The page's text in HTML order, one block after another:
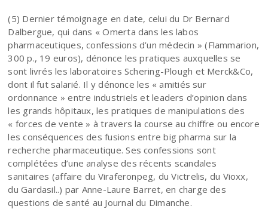
(5) Dernier témoignage en date, celui du Dr Bernard
Dalbergue, qui dans « Omerta dans les labos
pharmaceutiques, confessions d’un médecin » (Flammarion,
300 p., 19 euros), dénonce les pratiques auxquelles se
sont livrés les laboratoires Schering-Plough et Merck&Co,
dont il fut salarié. Il y dénonce les « amitiés sur
ordonnance » entre industriels et leaders d’opinion dans
les grands hôpitaux, les pratiques de manipulations des
« forces de vente » à travers la course au chiffre ou encore
les conséquences des fusions entre big pharma sur la
recherche pharmaceutique. Ses confessions sont
complétées d’une analyse des récents scandales
sanitaires (affaire du Viraferonpeg, du Victrelis, du Vioxx,
du Gardasil..) par Anne-Laure Barret, en charge des
questions de santé au Journal du Dimanche.